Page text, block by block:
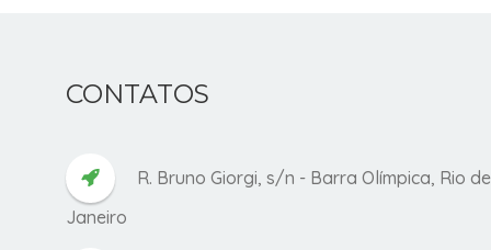
CONTATOS
R. Bruno Giorgi, s/n - Barra Olímpica, Rio de
Janeiro